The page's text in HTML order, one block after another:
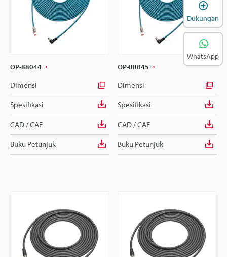
OP-88044
Dimensi
Spesifikasi
CAD / CAE
Buku Petunjuk
OP-88045
Dimensi
Spesifikasi
CAD / CAE
Buku Petunjuk
Dukungan
WhatsApp